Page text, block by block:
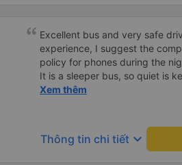
Excellent bus and very safe
experience, I suggest the
policy for phones during the
It is a sleeper bus, so quiet is
Wi-Fi password clearly inside
hơn, tôi góp ý nhà xe nên có
lặng (tắt âm thanh điện thoại)
Xem thêm
Thông tin chi tiết keyboard_arrow_down